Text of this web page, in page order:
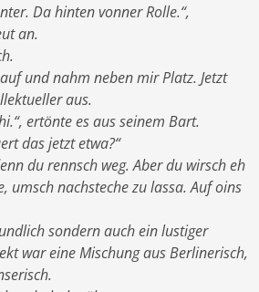
Da hinten vonner Rolle.“,
an.
und nahm neben mir Platz. Jetzt
aus.
ertönte es aus seinem Bart.
das jetzt etwa?“
du rennsch weg. Aber du wirsch eh
umsch nachsteche zu lassa. Auf oins
sondern auch ein lustiger
war eine Mischung aus Berlinerisch,